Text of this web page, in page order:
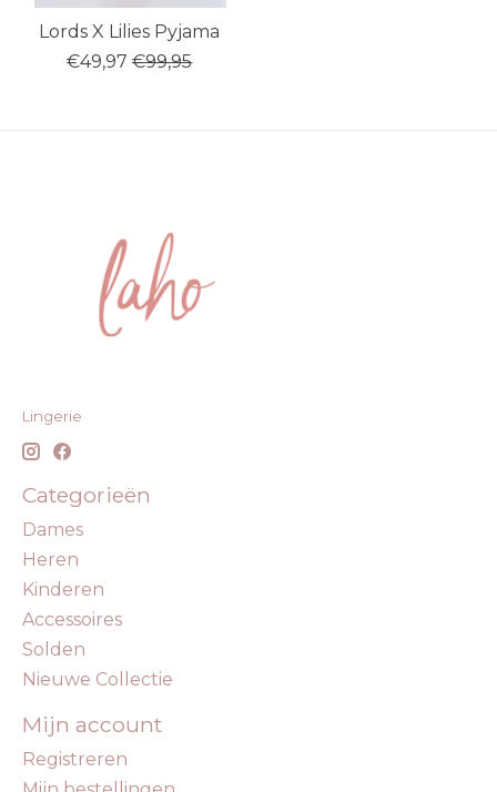
Lords X Lilies Pyjama
€49,97 €99,95
Lingerie
Categorieën
Dames
Heren
Kinderen
Accessoires
Solden
Nieuwe Collectie
Mijn account
Registreren